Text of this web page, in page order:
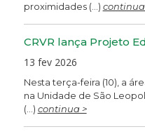
proximidades (...) continua
CRVR lança Projeto
13 fev 2026
Nesta terça-feira (10), a
na Unidade de São
(...) continua >